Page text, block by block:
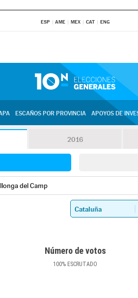
ESP AME MEX CAT ENG
ESCAÑOS POR PROVINCIA APOYOS DE
2016
del Camp
Número de votos
100% ESCRUTADO